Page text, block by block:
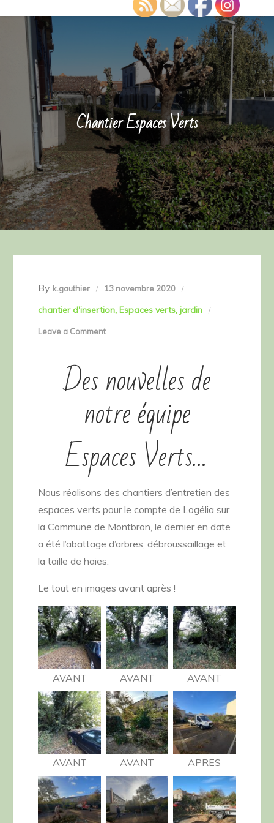
Chantier Espaces Verts
By k.gauthier 13 novembre 2020
chantier d'insertion Espaces verts jardin
Leave a Commenton
Verts
Des nouvelles de
notre équipe
Espaces Verts…
Nous réalisons des chantiers d’entretien des
espaces verts pour le compte de Logélia sur
la Commune de Montbron, le dernier en date
a été l’abattage d’arbres, débroussaillage et
la taille de haies.
Le tout en images avant après !
AVANT AVANT AVANT
AVANT AVANT APRES